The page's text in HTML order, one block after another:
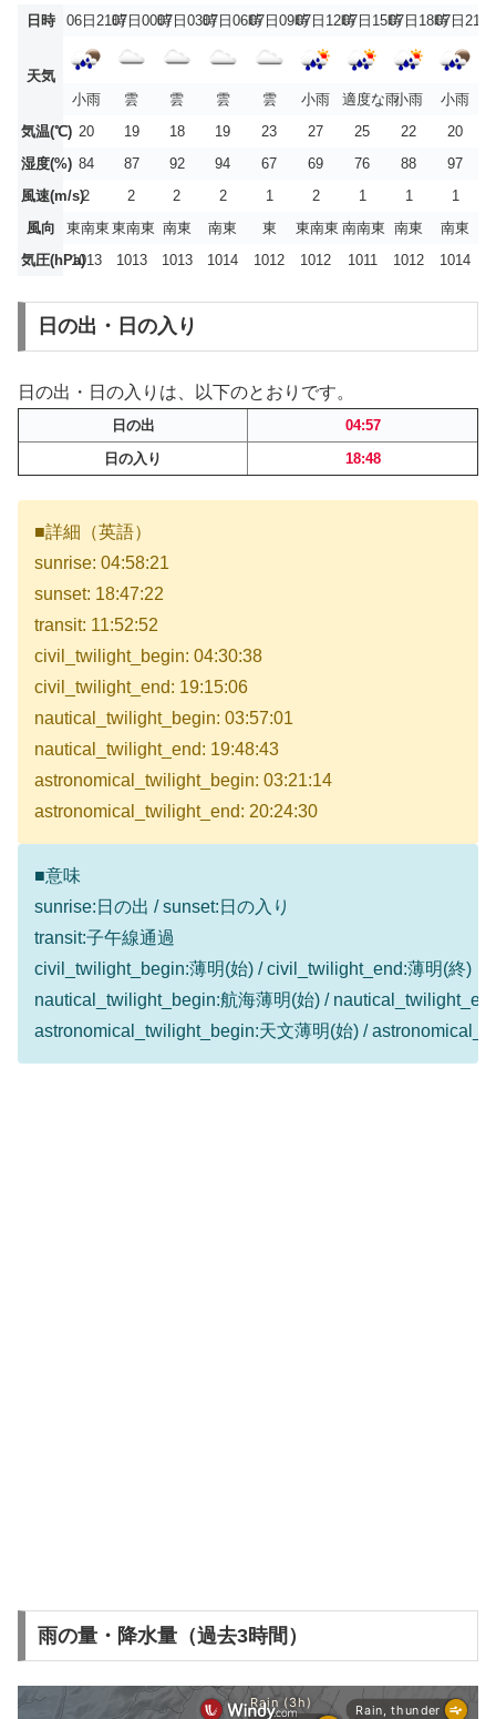
日時 06日21時07日00時07日03時07日06時07日09時07日12時07日15時07日18時07日21時
天気
小雨
雲 雲 雲 雲 小雨 適度な雨小雨
小雨
気温(℃) 20 19 18 19 23 27 25 22
20
湿度(%) 84 87 92 94 67 69 76 88
97
風速(m/s)2 2 2 2 1 2 1 1
1
風向
東南東 東南東 南東 南東 東 東南東 南南東 南東
南東
気圧(hPa)1013 1013 1013 1014 1012 1012 1011 1012 1014
日の出・日の入り
日の出・日の入りは、以下のとおりです。
日の出
04:57
日の入り
18:48
■詳細（英語）
sunrise: 04:58:21
sunset: 18:47:22
transit: 11:52:52
civil_twilight_begin: 04:30:38
civil_twilight_end: 19:15:06
nautical_twilight_begin: 03:57:01
nautical_twilight_end: 19:48:43
astronomical_twilight_begin: 03:21:14
astronomical_twilight_end: 20:24:30
■意味
sunrise:日の出 / sunset:日の入り
transit:子午線通過
civil_twilight_begin:薄明(始) / civil_twilight_end:薄明(終)
nautical_twilight_begin:航海薄明(始) /
astronomical_twilight_begin:天文薄明(始) /
雨の量・降水量（過去3時間）